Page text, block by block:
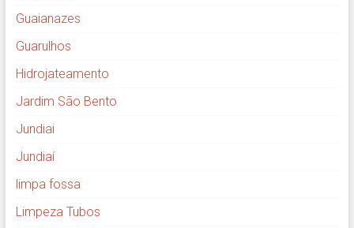
Guaianazes
Guarulhos
Hidrojateamento
Jardim São Bento
Jundiai
Jundiaí
limpa fossa
Limpeza Tubos